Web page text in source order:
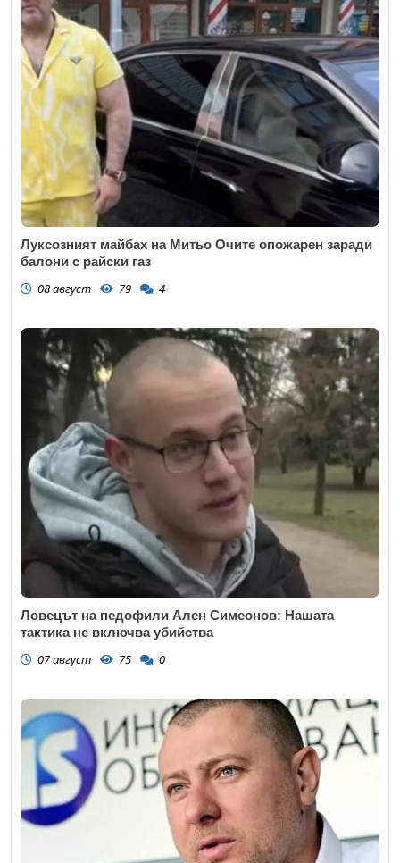
Луксозният майбах на Митьо Очите опожарен заради
балони с райски газ
08 август 79 4
Ловецът на педофили Ален Симеонов: Нашата
тактика не включва убийства
07 август 75 0